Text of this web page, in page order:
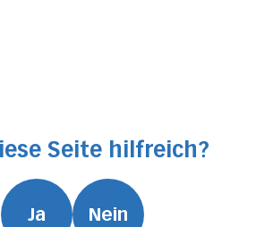
Seite hilfreich?
Ja Nein